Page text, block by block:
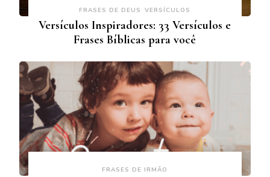
FRASES DE DEUS VERSÍCULOS
Versículos Inspiradores: 33 Versículos e
Frases Bíblicas para você
FRASES DE IRMÃO